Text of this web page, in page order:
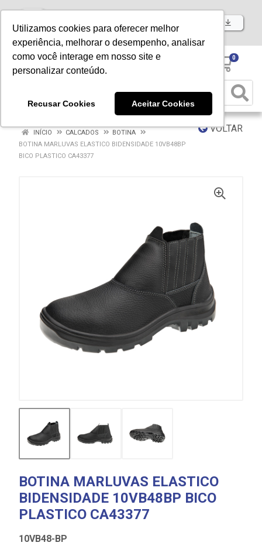
Utilizamos cookies para oferecer melhor
experiência, melhorar o desempenho, analisar
como você interage em nosso site e
personalizar conteúdo.
Recusar Cookies Aceitar Cookies
Baixe já nosso APP
0
VOLTAR
INÍCIO CALCADOS
BOTINA
BOTINA MARLUVAS ELASTICO BIDENSIDADE 10VB48BP
BICO PLASTICO CA43377
BOTINA MARLUVAS ELASTICO
BIDENSIDADE 10VB48BP BICO
PLASTICO CA43377
10VB48-BP